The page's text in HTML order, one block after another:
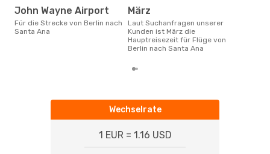
John Wayne Airport
Für die Strecke von Berlin nach
Santa Ana
März
Laut Suchanfragen unserer
Kunden ist März die
Hauptreisezeit für Flüge von
Berlin nach Santa Ana
Wechselrate
1 EUR = 1.16 USD